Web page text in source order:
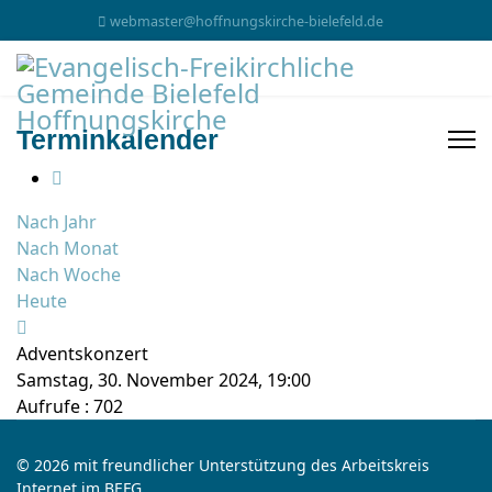
webmaster@hoffnungskirche-bielefeld.de
Terminkalender
Nach Jahr
Nach Monat
Nach Woche
Heute
Adventskonzert
Samstag, 30. November 2024, 19:00
Aufrufe : 702
© 2026 mit freundlicher Unterstützung des Arbeitskreis